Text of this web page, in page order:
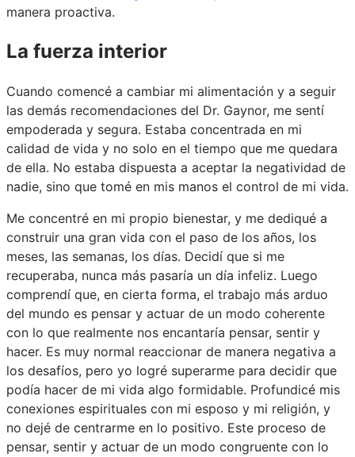
manera proactiva.
La fuerza interior
Cuando comencé a cambiar mi alimentación y a seguir
las demás recomendaciones del Dr. Gaynor, me sentí
empoderada y segura. Estaba concentrada en mi
calidad de vida y no solo en el tiempo que me quedara
de ella. No estaba dispuesta a aceptar la negatividad de
nadie, sino que tomé en mis manos el control de mi vida.
Me concentré en mi propio bienestar, y me dediqué a
construir una gran vida con el paso de los años, los
meses, las semanas, los días. Decidí que si me
recuperaba, nunca más pasaría un día infeliz. Luego
comprendí que, en cierta forma, el trabajo más arduo
del mundo es pensar y actuar de un modo coherente
con lo que realmente nos encantaría pensar, sentir y
hacer. Es muy normal reaccionar de manera negativa a
los desafíos, pero yo logré superarme para decidir que
podía hacer de mi vida algo formidable. Profundicé mis
conexiones espirituales con mi esposo y mi religión, y
no dejé de centrarme en lo positivo. Este proceso de
pensar, sentir y actuar de un modo congruente con lo